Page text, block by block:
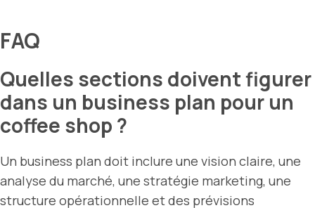
FAQ
Quelles sections doivent figurer
dans un business plan pour un
coffee shop ?
Un business plan doit inclure une vision claire, une
analyse du marché, une stratégie marketing, une
structure opérationnelle et des prévisions